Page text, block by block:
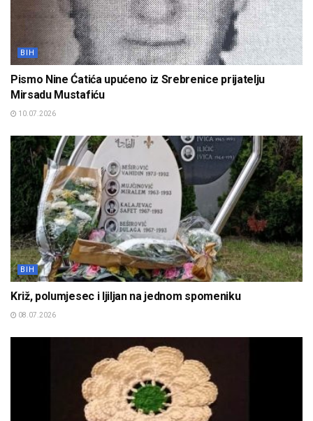
BIH
Pismo Nine Ćatića upućeno iz Srebrenice prijatelju
Mirsadu Mustafiću
10.07.2026
BIH
Križ, polumjesec i ljiljan na jednom spomeniku
08.07.2026